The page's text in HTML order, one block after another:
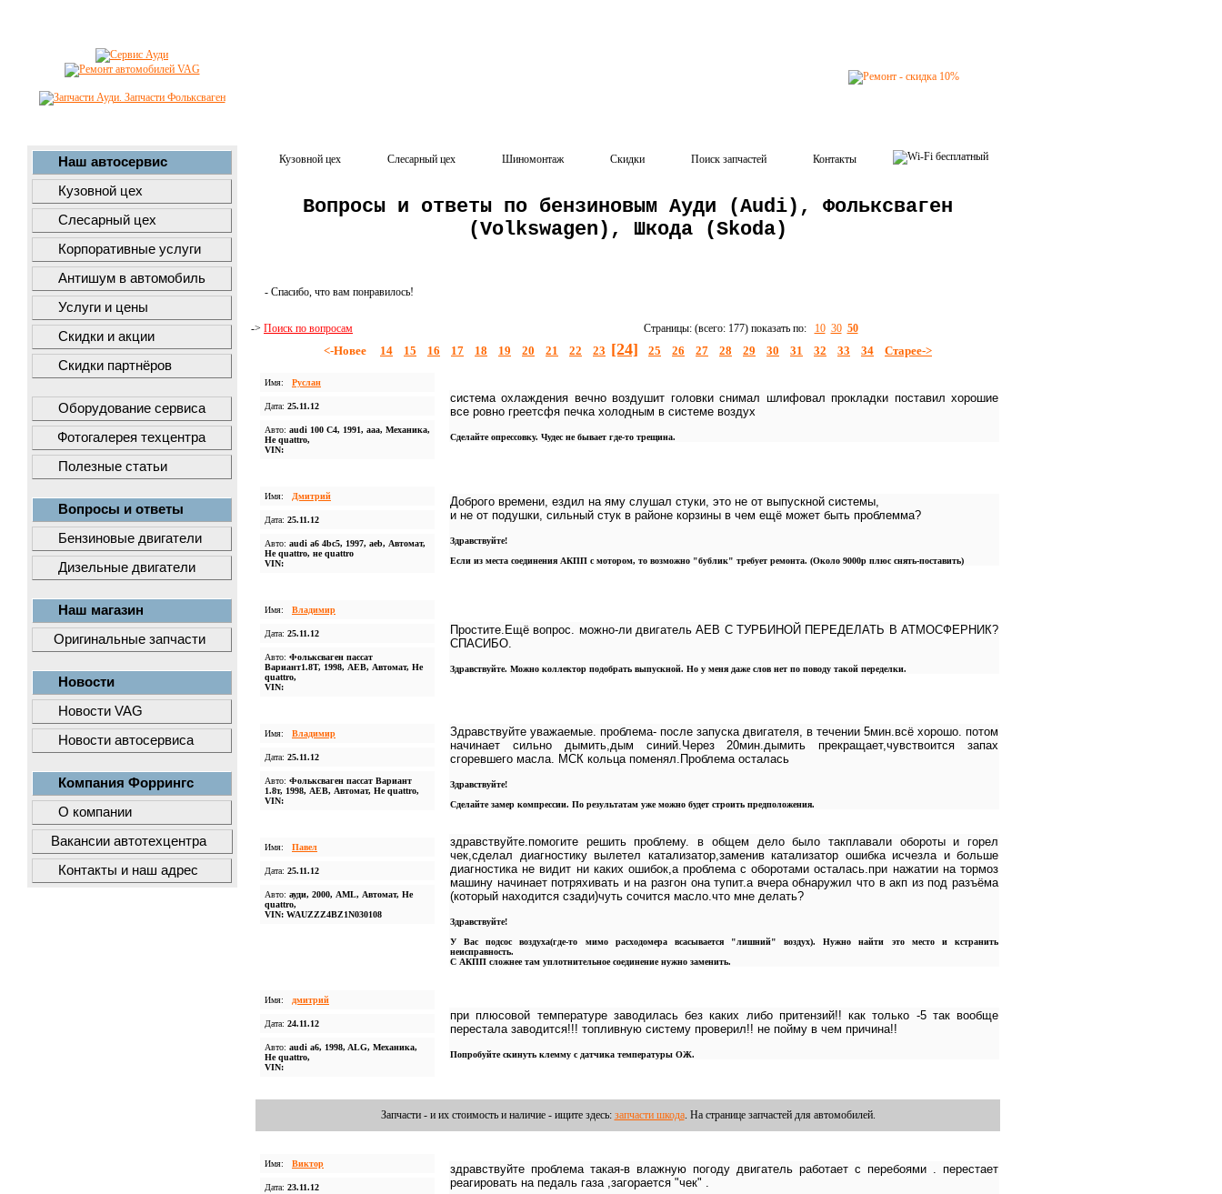
Наш автосервис
Кузовной цех
Слесарный цех
Корпоративные услуги
Антишум в автомобиль
Услуги и цены
Скидки и акции
Скидки партнёров
Оборудование сервиса
Фотогалерея техцентра
Полезные статьи
Вопросы и ответы
Бензиновые двигатели
Дизельные двигатели
Наш магазин
Оригинальные запчасти
Новости
Новости VAG
Новости автосервиса
Компания Форрингс
О компании
Вакансии автотехцентра
Контакты и наш адрес
Кузовной цех Слесарный цех Шиномонтаж Скидки Поиск запчастей Контакты
Вопросы и ответы по бензиновым Ауди (Audi), Фольксваген
(Volkswagen), Шкода (Skoda)
- Спасибо, что вам понравилось!
-> Поиск по вопросам Страницы: (всего: 177) показать по: 10 30 50
<-Новее 14 15 16 17 18 19 20 21 22 23 [24] 25 26 27 28 29 30 31 32 33 34 Старее->
Имя: Руслан
Дата: 25.11.12
Авто: audi 100 C4, 1991, aaa, Механика,
Не quattro,
VIN:
система охлаждения вечно воздушит головки снимал шлифовал прокладки поставил хорошие
все ровно греетсфя печка холодным в системе воздух
Сделайте опрессовку. Чудес не бывает где-то трещина.
Имя: Дмитрий
Дата: 25.11.12
Авто: audi a6 4bc5, 1997, aeb, Автомат,
Не quattro, не quattro
VIN:
Доброго времени, ездил на яму слушал стуки, это не от выпускной системы,
и не от подушки, сильный стук в районе корзины в чем ещё может быть проблемма?
Здравствуйте!
Если из места соединения АКПП с мотором, то возможно "бублик" требует ремонта. (Около 9000р плюс снять-поставить)
Имя: Владимир
Дата: 25.11.12
Авто: Фольксваген пассат
Вариант1.8Т, 1998, АЕВ, Автомат, Не
quattro,
VIN:
Простите.Ещё вопрос. можно-ли двигатель АЕВ С ТУРБИНОЙ ПЕРЕДЕЛАТЬ В АТМОСФЕРНИК?
СПАСИБО.
Здравствуйте. Можно коллектор подобрать выпускной. Но у меня даже слов нет по поводу такой переделки.
Имя: Владимир
Дата: 25.11.12
Авто: Фольксваген пассат Вариант
1.8т, 1998, АЕВ, Автомат, Не quattro,
VIN:
Здравствуйте уважаемые. проблема- после запуска двигателя, в течении 5мин.всё хорошо. потом
начинает сильно дымить,дым синий.Через 20мин.дымить прекращает,чувствоится запах
сгоревшего масла. МСК кольца поменял.Проблема осталась
Здравствуйте!
Сделайте замер компрессии. По результатам уже можно будет строить предположения.
Имя: Павел
Дата: 25.11.12
Авто: ауди, 2000, AML, Автомат, Не
quattro,
VIN: WAUZZZ4BZ1N030108
здравствуйте.помогите решить проблему. в общем дело было такплавали обороты и горел
чек,сделал диагностику вылетел катализатор,заменив катализатор ошибка исчезла и больше
диагностика не видит ни каких ошибок,а проблема с оборотами осталась.при нажатии на тормоз
машину начинает потряхивать и на разгон она тупит.а вчера обнаружил что в акп из под разъёма
(который находится сзади)чуть сочится масло.что мне делать?
Здравствуйте!
У Вас подсос воздуха(где-то мимо расходомера всасывается "лишний" воздух). Нужно найти это место и кстранить
неисправность.
С АКПП сложнее там уплотнительное соединение нужно заменить.
Имя: дмитрий
Дата: 24.11.12
Авто: audi a6, 1998, ALG, Механика,
Не quattro,
VIN:
при плюсовой температуре заводилась без каких либо притензий!! как только -5 так вообще
перестала заводится!!! топливную систему проверил!! не пойму в чем причина!!
Попробуйте скинуть клемму с датчика температуры ОЖ.
Запчасти - и их стоимость и наличие - ищите здесь: запчасти шкода. На странице запчастей для автомобилей.
Имя: Виктор
Дата: 23.11.12
здравствуйте проблема такая-в влажную погоду двигатель работает с перебоями . перестает
реагировать на педаль газа ,загорается "чек" .